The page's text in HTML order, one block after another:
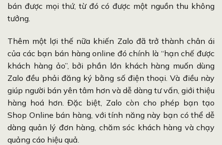
bán được mọi thứ, từ đó có được một nguồn thu không
tưởng.
Thêm một lợi thế nữa khiến Zalo đã trở thành chân ái
của các bạn bán hàng online đó chính là “hạn chế được
khách hàng ảo”, bởi phần lớn khách hàng muốn dùng
Zalo đều phải đăng ký bằng số điện thoại. Và điều này
giúp người bán yên tâm hơn và dễ dàng tư vấn, giới thiệu
hàng hoá hơn. Đặc biệt, Zalo còn cho phép bạn tạo
Shop Online bán hàng, với tính năng này bạn có thể dễ
dàng quản lý đơn hàng, chăm sóc khách hàng và chạy
quảng cáo hiệu quả.